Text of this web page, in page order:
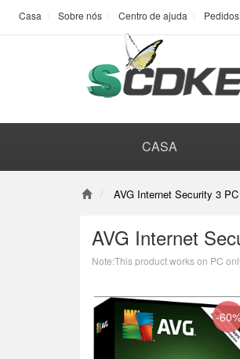
Casa Sobre nós Centro de ajuda
CASA
AVG Internet Security 3
AVG Internet
Note:This product works on PC
-